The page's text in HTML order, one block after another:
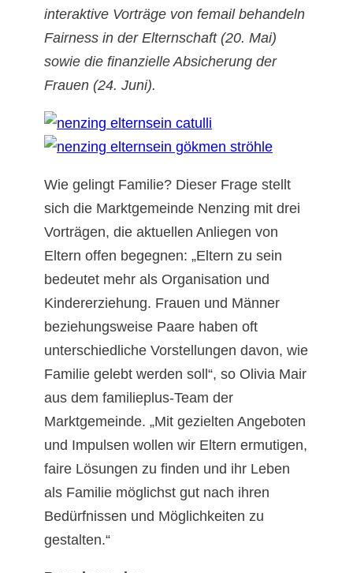
interaktive Vorträge von femail behandeln
Fairness in der Elternschaft (20. Mai)
sowie die finanzielle Absicherung der
Frauen (24. Juni).
Wie gelingt Familie? Dieser Frage stellt
sich die Marktgemeinde Nenzing mit drei
Vorträgen, die aktuellen Anliegen von
Eltern offen begegnen: „Eltern zu sein
bedeutet mehr als Organisation und
Kindererziehung. Frauen und Männer
beziehungsweise Paare haben oft
unterschiedliche Vorstellungen davon, wie
Familie gelebt werden soll“, so Olivia Mair
aus dem familieplus-Team der
Marktgemeinde. „Mit gezielten Angeboten
und Impulsen wollen wir Eltern ermutigen,
faire Lösungen zu finden und ihr Leben
als Familie möglichst gut nach ihren
Bedürfnissen und Möglichkeiten zu
gestalten.“